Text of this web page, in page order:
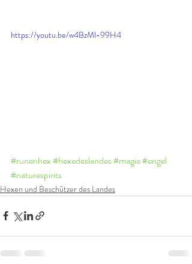
https://youtu.be/w4BzMl-99H4
#runenhex#hexedeslandes#magie#engel
#naturespirits
Hexen und Beschützer des Landes